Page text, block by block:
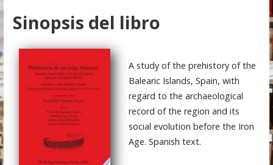
n
e
n
i
d
o
Sinopsis del libro
A study of the prehistory of the
Balearic Islands, Spain, with
regard to the archaeological
record of the region and its
social evolution before the Iron
Age. Spanish text.